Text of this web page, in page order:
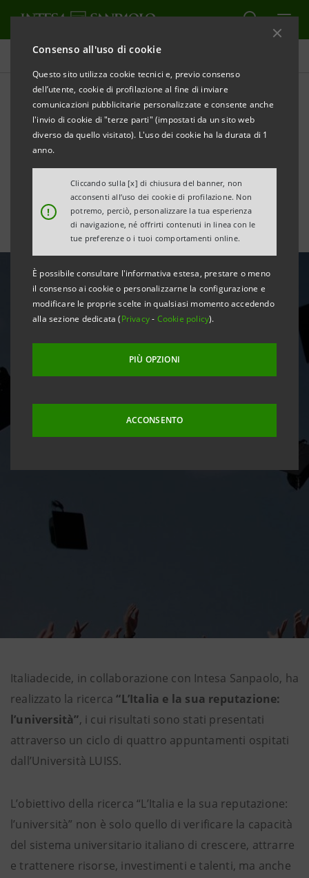
Consenso all'uso di cookie
Questo sito utilizza cookie tecnici e, previo consenso
dell’utente, cookie di profilazione al fine di inviare
comunicazioni pubblicitarie personalizzate e consente anche
l'invio di cookie di "terze parti" (impostati da un sito web
diverso da quello visitato). L'uso dei cookie ha la durata di 1
anno.
!
Cliccando sulla [x] di chiusura del banner, non
acconsenti all’uso dei cookie di profilazione. Non
potremo, perciò, personalizzare la tua esperienza
di navigazione, né offrirti contenuti in linea con le
tue preferenze o i tuoi comportamenti online.
È possibile consultare l'informativa estesa, prestare o meno
il consenso ai cookie o personalizzarne la configurazione e
modificare le proprie scelte in qualsiasi momento accedendo
alla sezione dedicata (Privacy- Cookie policy).
PIÙ OPZIONI
ACCONSENTO
Tutte le news
L’Italia e la sua reputazione:
l’università - Meriti e criticità
dei ranking
Italiadecide, in collaborazione con Intesa Sanpaolo, ha
realizzato la ricerca“L’Italia e la sua reputazione:
l’università”, i cui risultati sono stati presentati
attraverso un ciclo di quattro appuntamenti ospitati
dall’Università LUISS.
L’obiettivo della ricerca “L’Italia e la sua reputazione:
l’università” non è solo quello di verificare la capacità
del sistema universitario italiano di crescere, attrarre
e trattenere risorse, investimenti e talenti, ma anche